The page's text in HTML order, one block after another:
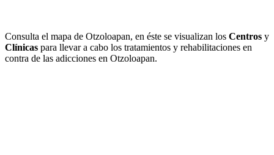
Consulta el mapa de Otzoloapan, en éste se visualizan los Centros y
Clínicas para llevar a cabo los tratamientos y rehabilitaciones en
contra de las adicciones en Otzoloapan.